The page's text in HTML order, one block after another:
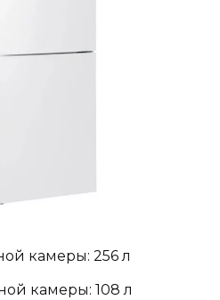
камеры: 256 л
камеры: 108 л